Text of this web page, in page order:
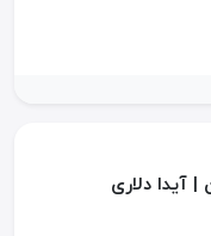
| آیدا دلاری